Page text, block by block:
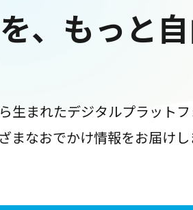
、もっと
生まれたデジタルプラット
まなおでかけ情報をお届け